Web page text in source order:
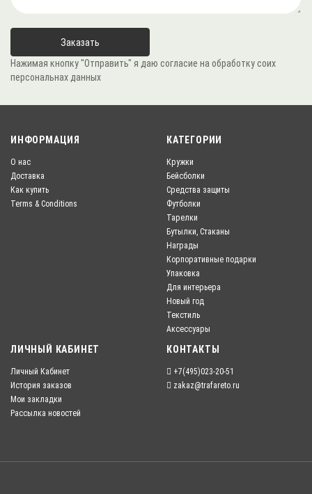
Нажимая кнопку "Отправить" я даю согласие на обработку соих
персональнах данных
ИНФОРМАЦИЯ
О нас
Доставка
Как купить
Terms & Conditions
КАТЕГОРИИ
Кружки
Бейсболки
Средства защиты
Футболки
Тарелки
Бутылки, Стаканы
Награды
Корпоративные подарки
Упаковка
Для интерьера
Новый год
Текстиль
Аксессуары
ЛИЧНЫЙ КАБИНЕТ
Личный Кабинет
История заказов
Мои закладки
Рассылка новостей
КОНТАКТЫ
+7(495)023-20-51
zakaz@trafareto.ru